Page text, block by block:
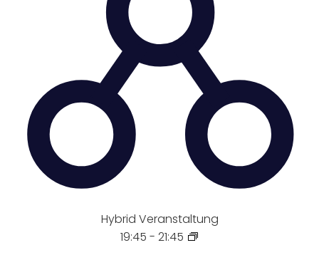
Hybrid Veranstaltung
19:45 - 21:45